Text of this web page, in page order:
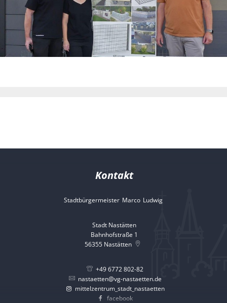
Kontakt
Stadtbürgermeister Marco Ludwig
Stadt Nastätten
Bahnhofstraße 1
56355 Nastätten
+49 6772 802-82
nastaetten@vg-nastaetten.de
mittelzentrum_stadt_nastaetten
facebook